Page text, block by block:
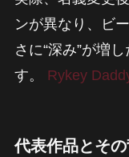
ンが異なり、ビ
さに“深み”が増
す。 Rykey
代表作品とそ